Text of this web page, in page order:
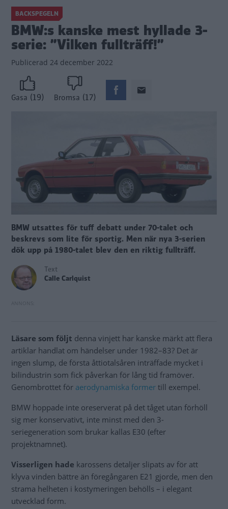
BACKSPEGELN
BMW:s kanske mest hyllade 3-
serie: ”Vilken fullträff!”
Publicerad 24 december 2022
Gasa (19) Bromsa (17)
BMW utsattes för tuff debatt under 70-talet och
beskrevs som lite för sportig. Men när nya 3-serien
dök upp på 1980-talet blev den en riktig fullträff.
Text
Calle Carlquist
Läsare som följt denna vinjett har kanske märkt att flera
artiklar handlat om händelser under 1982–83? Det är
ingen slump, de första åttiotalsåren inträffade mycket i
bilindustrin som fick påverkan för lång tid framöver.
Genombrottet för aerodynamiska former till exempel.
BMW hoppade inte oreserverat på det tåget utan förhöll
sig mer konservativt, inte minst med den 3-
seriegeneration som brukar kallas E30 (efter
projektnamnet).
Visserligen hade karossens detaljer slipats av för att
klyva vinden bättre än föregångaren E21 gjorde, men den
strama helheten i kostymeringen behölls – i elegant
utvecklad form.